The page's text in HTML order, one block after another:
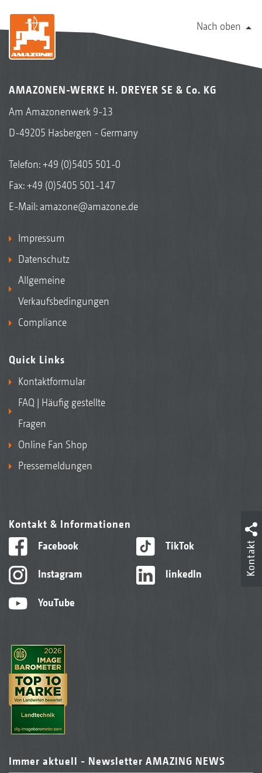
Nach oben
AMAZONEN-WERKE H. DREYER SE & Co. KG
Am Amazonenwerk 9-13
D-49205 Hasbergen - Germany
Telefon:+49 (0)5405 501-0
Fax: +49 (0)5405 501-147
E-Mail: amazone@amazone.de
Impressum
Datenschutz
Allgemeine
Verkaufsbedingungen
Compliance
Quick Links
Kontaktformular
FAQ | Häufig gestellte
Fragen
Online Fan Shop
Pressemeldungen
Kontakt & Informationen
Facebook
Instagram
YouTube
TikTok
linkedIn
Immer aktuell - Newsletter AMAZING NEWS
Kontakt